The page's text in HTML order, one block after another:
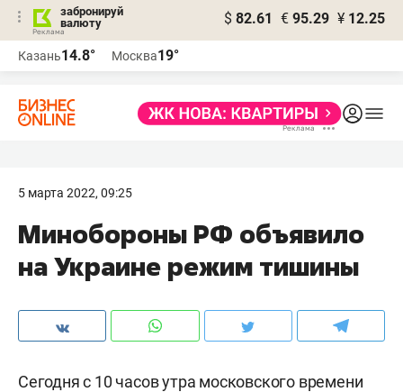
забронируй
валюту
$ 82.61 € 95.29 ¥ 12.25
Казань14.8° Москва19°
5 марта 2022, 09:25
Минобороны РФ объявило
на Украине режим тишины
Сегодня с 10 часов утра московского времени